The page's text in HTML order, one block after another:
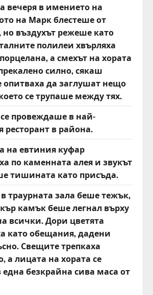
вечеря в имението на
на Марк блестеше от
но въздухът режеше като
полилеи хвърляха
а смехът на хората
силно, сякаш
опитваха да заглушат нещо
се трупаше между тях.
провеждаше в най-
ресторант в района.
на евтиния куфар
по каменната алея и звукът
тишината като присъда.
траурната зала беше тежък,
камък беше легнал върху
всички. Дори цветята
като обещания, дадени
Свещите трепкаха
а лицата на хората се
една безкрайна сива маса от